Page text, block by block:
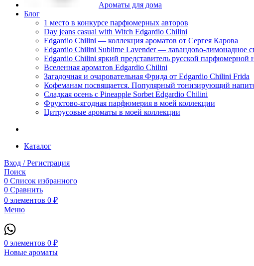
Ароматы для дома
Блог
1 место в конкурсе парфюмерных авторов
Day jeans casual with Witch Edgardio Chilini
Edgardio Chilini — коллекция ароматов от Сергея Карова
Edgardio Chilini Sublime Lavender — лавандово-лимонадное
Edgardio Chilini яркий представитель русской парфюмерной
Вселенная ароматов Edgardio Chilini
Загадочная и очаровательная Фрида от Edgardio Chilini Frida
Кофеманам посвящается. Популярный тонизирующий
Сладкая осень с Pineapple Sorbet Edgardio Chilini
Фруктово-ягодная парфюмерия в моей коллекции
​Цитрусовые ароматы в моей коллекции
Каталог
Вход / Регистрация
Поиск
0 Список избранного
0 Сравнить
0 элементов 0 ₽
Меню
0 элементов 0 ₽
Новые ароматы